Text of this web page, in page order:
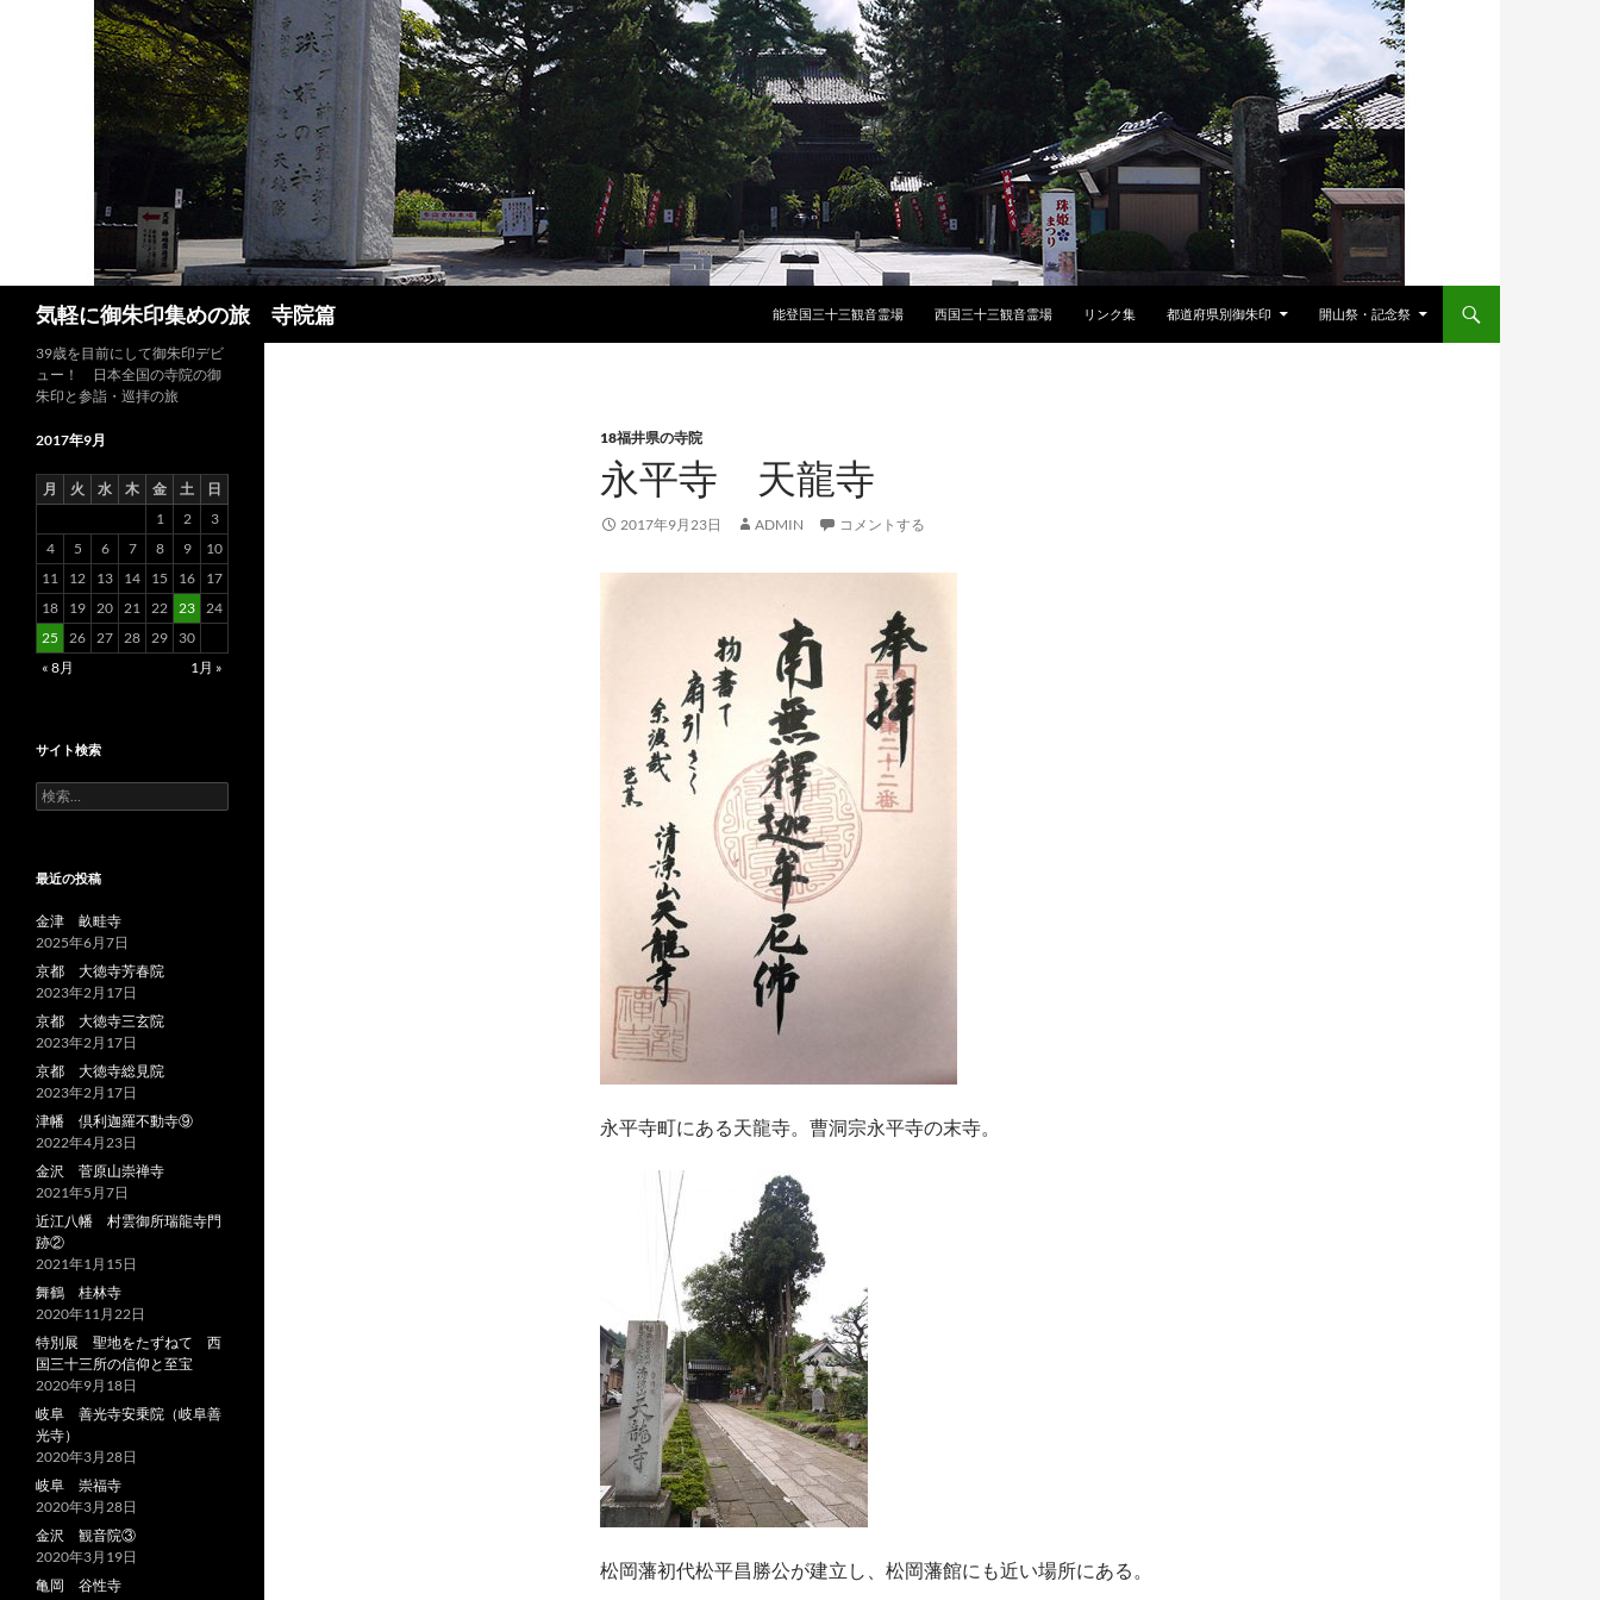
気軽に御朱印集めの旅 寺院篇 能登国三十三観音霊場 西国三十三観音霊場 リンク集 都道府県別御朱印 開山祭・記念祭
18福井県の寺院
永平寺 天龍寺
2017年9月23日 ADMIN コメントする
永平寺町にある天龍寺。曹洞宗永平寺の末寺。
松岡藩初代松平昌勝公が建立し、松岡藩館にも近い場所にある。
39歳を目前にして御朱印デビ
ュー！ 日本全国の寺院の御
朱印と参詣・巡拝の旅
2017年9月
月 火 水 木 金 土
日
1
2
3
4
5 6 7 8 9
10
11
12 13 14 15 16
17
18
19 20 21 22 23 24
25
26 27 28 29
30
« 8月
1月 »
サイト検索
検
索:
最近の投稿
金津 畝畦寺
2025年6月7日
京都 大徳寺芳春院
2023年2月17日
京都 大徳寺三玄院
2023年2月17日
京都 大徳寺総見院
2023年2月17日
津幡 倶利迦羅不動寺⑨
2022年4月23日
金沢 菅原山崇禅寺
2021年5月7日
近江八幡 村雲御所瑞龍寺門
跡②
2021年1月15日
舞鶴 桂林寺
2020年11月22日
特別展 聖地をたずねて 西
国三十三所の信仰と至宝
2020年9月18日
岐阜 善光寺安乗院（岐阜善
光寺）
2020年3月28日
岐阜 崇福寺
2020年3月28日
金沢 観音院③
2020年3月19日
亀岡 谷性寺